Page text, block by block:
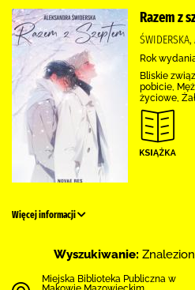
Razem z
ŚWIDERSKA,
Rok
Bliskie
pobicie,
życiowe,
Więcej informacji
Wyszukiwanie:
Miejska Biblioteka Publiczna w